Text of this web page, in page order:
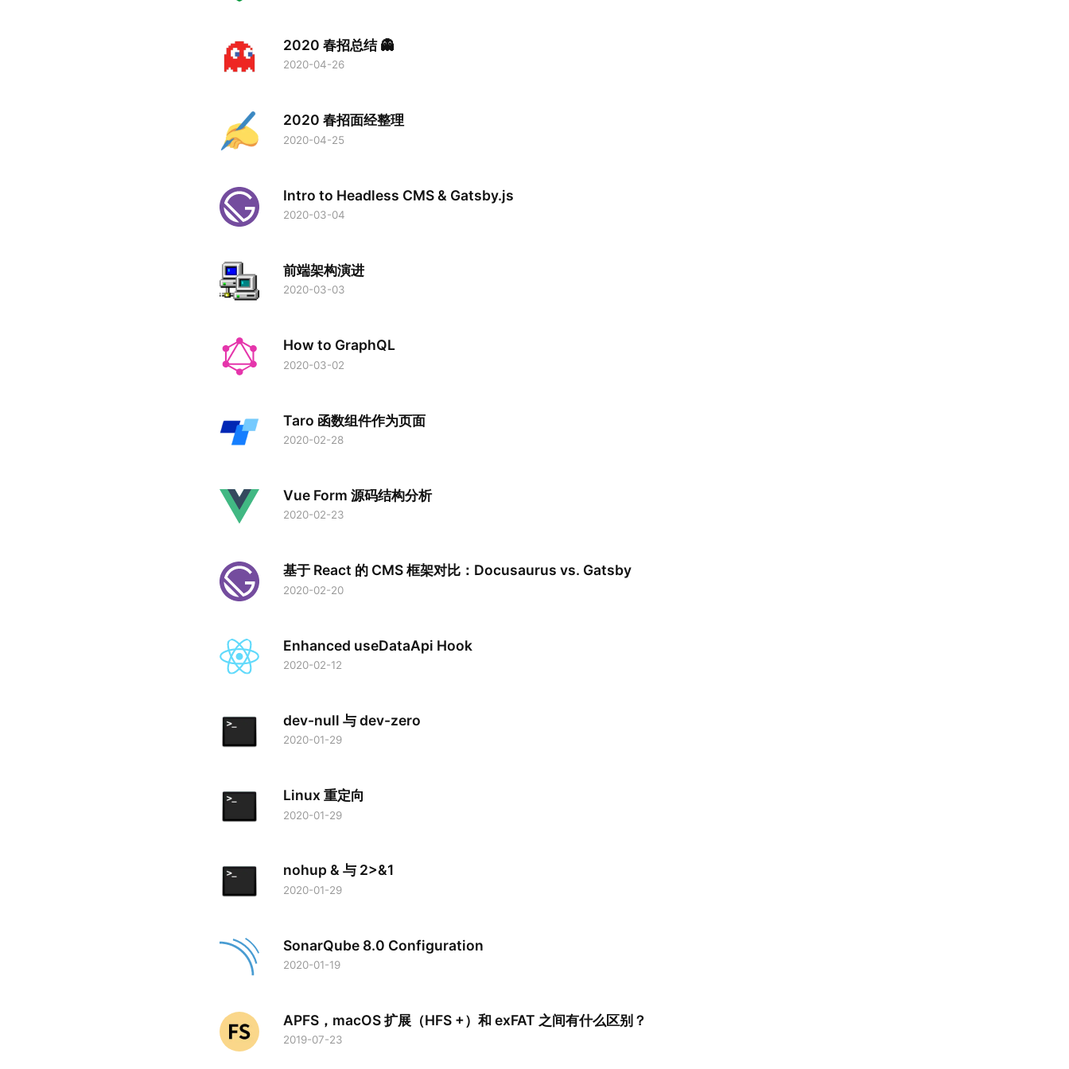
2020 春招总结 👻
2020-04-26
2020 春招面经整理
2020-04-25
Intro to Headless CMS & Gatsby.js
2020-03-04
前端架构演进
2020-03-03
How to GraphQL
2020-03-02
Taro 函数组件作为页面
2020-02-28
Vue Form 源码结构分析
2020-02-23
基于 React 的 CMS 框架对比：Docusaurus vs. Gatsby
2020-02-20
Enhanced useDataApi Hook
2020-02-12
dev-null 与 dev-zero
2020-01-29
Linux 重定向
2020-01-29
nohup & 与 2>&1
2020-01-29
SonarQube 8.0 Configuration
2020-01-19
APFS，macOS 扩展（HFS +）和 exFAT 之间有什么区别？
2019-07-23